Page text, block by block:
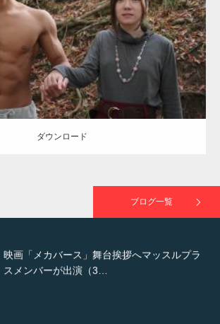
ッチョ その他 AKIHITO(細マッチョ) 大胸筋 腹筋
ンロード
ダウンロード
ブログ一覧
で紹介さ…
NHK「所さん！事件ですよ」に取材されまし
た（6/8放送）
映画「メカバース」舞台挨拶へマッスルプラ
スメンバーが出演（3…